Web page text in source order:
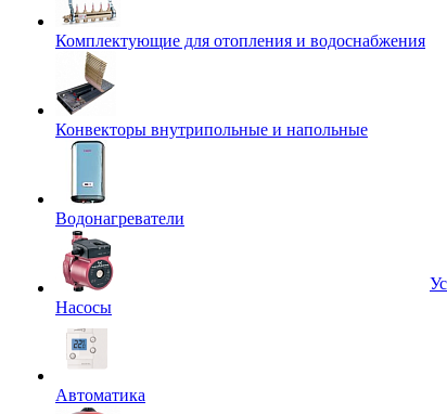
Комплектующие для отопления и водоснабжения
Конвекторы внутрипольные и напольные
Водонагреватели
Насосы
Автоматика